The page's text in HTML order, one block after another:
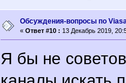
Обсуждения-вопросы по
« Ответ #10 : 13 Декабрь 2019,
Я бы не